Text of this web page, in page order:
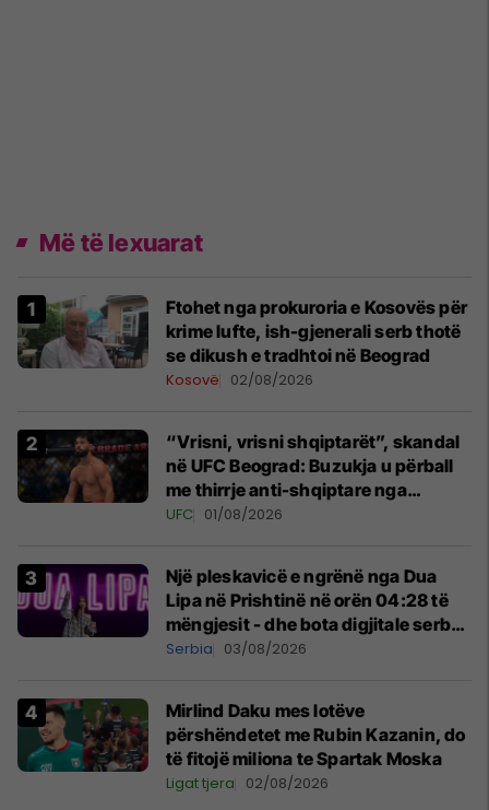
Më të lexuarat
Ftohet nga prokuroria e Kosovës për
krime lufte, ish-gjenerali serb thotë
se dikush e tradhtoi në Beograd
Kosovë 02/08/2026
“Vrisni, vrisni shqiptarët”, skandal
në UFC Beograd: Buzukja u përball
me thirrje anti-shqiptare nga
tribunat
UFC 01/08/2026
Një pleskavicë e ngrënë nga Dua
Lipa në Prishtinë në orën 04:28 të
mëngjesit - dhe bota digjitale serbe
shpall gjendjen e luftës
Serbia 03/08/2026
Mirlind Daku mes lotëve
përshëndetet me Rubin Kazanin, do
të fitojë miliona te Spartak Moska
Ligat tjera 02/08/2026